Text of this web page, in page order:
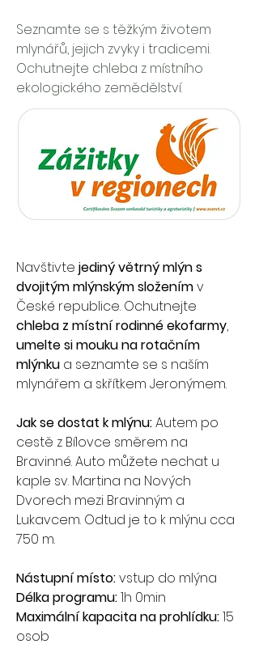
Seznamte se s těžkým životem
mlynářů, jejich zvyky i tradicemi.
Ochutnejte chleba z místního
ekologického zemědělství.
Navštivte jediný větrný mlýn s
dvojitým mlýnským složením v
České republice. Ochutnejte
chleba z místní rodinné ekofarmy,
umelte si mouku na rotačním
mlýnku a seznamte se s naším
mlynářem a skřítkem Jeronýmem.
Jak se dostat k mlýnu: Autem po
cestě z Bílovce směrem na
Bravinné. Auto můžete nechat u
kaple sv. Martina na Nových
Dvorech mezi Bravinným a
Lukavcem. Odtud je to k mlýnu cca
750 m.
Nástupní místo: vstup do mlýna
Délka programu: 1h 0min
Maximální kapacita na prohlídku: 15
osob